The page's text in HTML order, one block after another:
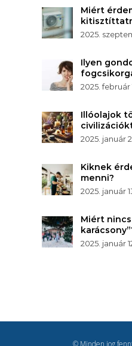
Miért
2025.
Ilyen
2025. február
Illóolajok
2025. január
Kiknek
menni?
2025. január
Miért
2025. január